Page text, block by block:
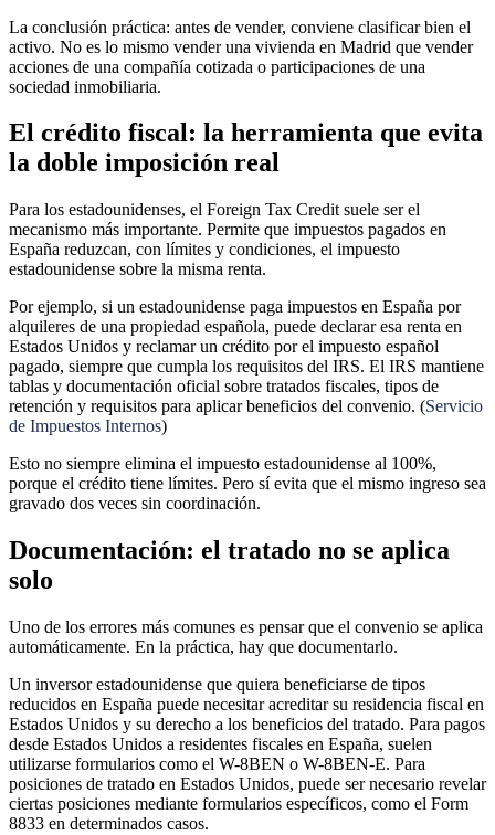
La conclusión práctica: antes de vender, conviene clasificar bien el
activo. No es lo mismo vender una vivienda en Madrid que vender
acciones de una compañía cotizada o participaciones de una
sociedad inmobiliaria.
El crédito fiscal: la herramienta que evita
la doble imposición real
Para los estadounidenses, el Foreign Tax Credit suele ser el
mecanismo más importante. Permite que impuestos pagados en
España reduzcan, con límites y condiciones, el impuesto
estadounidense sobre la misma renta.
Por ejemplo, si un estadounidense paga impuestos en España por
alquileres de una propiedad española, puede declarar esa renta en
Estados Unidos y reclamar un crédito por el impuesto español
pagado, siempre que cumpla los requisitos del IRS. El IRS mantiene
tablas y documentación oficial sobre tratados fiscales, tipos de
retención y requisitos para aplicar beneficios del convenio. (Servicio
de Impuestos Internos)
Esto no siempre elimina el impuesto estadounidense al 100%,
porque el crédito tiene límites. Pero sí evita que el mismo ingreso sea
gravado dos veces sin coordinación.
Documentación: el tratado no se aplica
solo
Uno de los errores más comunes es pensar que el convenio se aplica
automáticamente. En la práctica, hay que documentarlo.
Un inversor estadounidense que quiera beneficiarse de tipos
reducidos en España puede necesitar acreditar su residencia fiscal en
Estados Unidos y su derecho a los beneficios del tratado. Para pagos
desde Estados Unidos a residentes fiscales en España, suelen
utilizarse formularios como el W-8BEN o W-8BEN-E. Para
posiciones de tratado en Estados Unidos, puede ser necesario revelar
ciertas posiciones mediante formularios específicos, como el Form
8833 en determinados casos.